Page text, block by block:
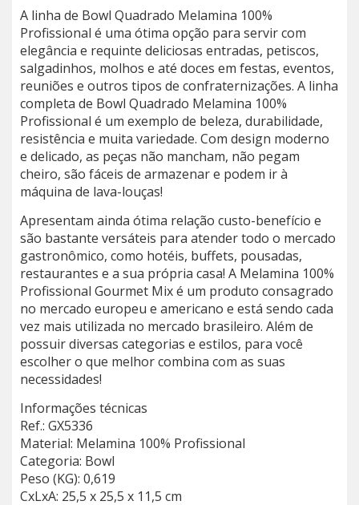
A linha de Bowl Quadrado Melamina 100%
Profissional é uma ótima opção para servir com
elegância e requinte deliciosas entradas, petiscos,
salgadinhos, molhos e até doces em festas, eventos,
reuniões e outros tipos de confraternizações. A linha
completa de Bowl Quadrado Melamina 100%
Profissional é um exemplo de beleza, durabilidade,
resistência e muita variedade. Com design moderno
e delicado, as peças não mancham, não pegam
cheiro, são fáceis de armazenar e podem ir à
máquina de lava-louças!
Apresentam ainda ótima relação custo-benefício e
são bastante versáteis para atender todo o mercado
gastronômico, como hotéis, buffets, pousadas,
restaurantes e a sua própria casa! A Melamina 100%
Profissional Gourmet Mix é um produto consagrado
no mercado europeu e americano e está sendo cada
vez mais utilizada no mercado brasileiro. Além de
possuir diversas categorias e estilos, para você
escolher o que melhor combina com as suas
necessidades!
Informações técnicas
Ref.: GX5336
Material: Melamina 100% Profissional
Categoria: Bowl
Peso (KG): 0,619
CxLxA: 25,5 x 25,5 x 11,5 cm